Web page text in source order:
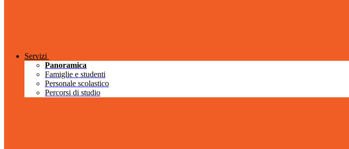
Servizi
Panoramica
Famiglie e studenti
Personale scolastico
Percorsi di studio